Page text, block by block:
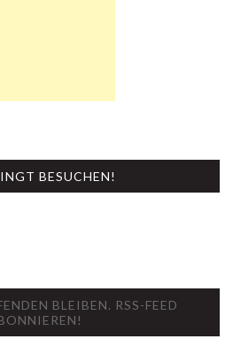
BESUCHEN!
BLEIBEN. RSS-FEED